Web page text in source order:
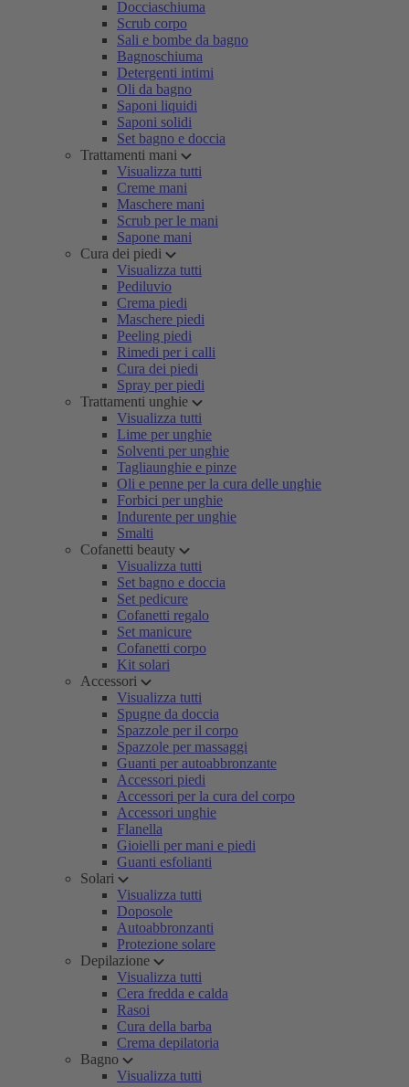
Docciaschiuma
Scrub corpo
Sali e bombe da bagno
Bagnoschiuma
Detergenti intimi
Oli da bagno
Saponi liquidi
Saponi solidi
Set bagno e doccia
Trattamenti mani
Visualizza tutti
Creme mani
Maschere mani
Scrub per le mani
Sapone mani
Cura dei piedi
Visualizza tutti
Pediluvio
Crema piedi
Maschere piedi
Peeling piedi
Rimedi per i calli
Cura dei piedi
Spray per piedi
Trattamenti unghie
Visualizza tutti
Lime per unghie
Solventi per unghie
Tagliaunghie e pinze
Oli e penne per la cura delle unghie
Forbici per unghie
Indurente per unghie
Smalti
Cofanetti beauty
Visualizza tutti
Set bagno e doccia
Set pedicure
Cofanetti regalo
Set manicure
Cofanetti corpo
Kit solari
Accessori
Visualizza tutti
Spugne da doccia
Spazzole per il corpo
Spazzole per massaggi
Guanti per autoabbronzante
Accessori piedi
Accessori per la cura del corpo
Accessori unghie
Flanella
Gioielli per mani e piedi
Guanti esfolianti
Solari
Visualizza tutti
Doposole
Autoabbronzanti
Protezione solare
Depilazione
Visualizza tutti
Cera fredda e calda
Rasoi
Cura della barba
Crema depilatoria
Bagno
Visualizza tutti